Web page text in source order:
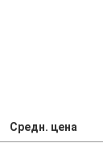
Средн. цена